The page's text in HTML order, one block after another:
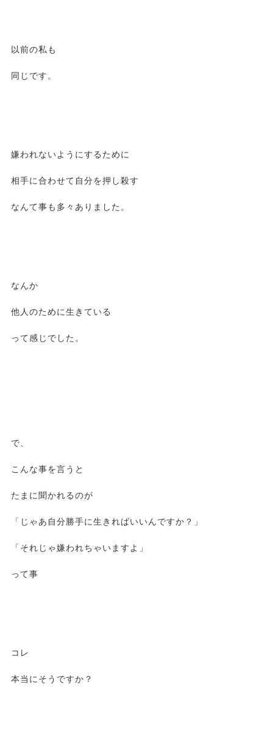
以前の私も
同じです。
嫌われないようにするために
相手に合わせて自分を押し殺す
なんて事も多々ありました。
なんか
他人のために生きている
って感じでした。
で、
こんな事を言うと
たまに聞かれるのが
「じゃあ自分勝手に生きればいいんですか？」
「それじゃ嫌われちゃいますよ」
って事
コレ
本当にそうですか？